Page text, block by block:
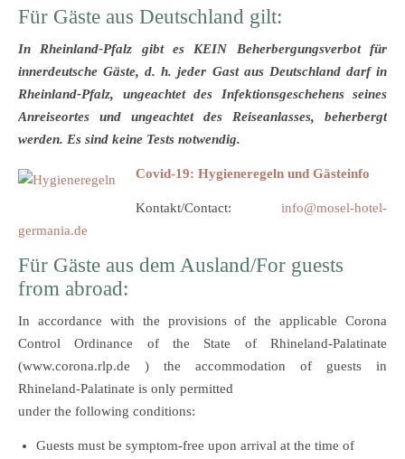
Für Gäste aus Deutschland gilt:
In Rheinland-Pfalz gibt es KEIN Beherbergungsverbot für
innerdeutsche Gäste, d. h. jeder Gast aus Deutschland darf in
Rheinland-Pfalz, ungeachtet des Infektionsgeschehens seines
Anreiseortes und ungeachtet des Reiseanlasses, beherbergt
werden. Es sind keine Tests notwendig.
Covid-19: Hygieneregeln und Gästeinfo
Kontakt/Contact: info@mosel-hotel-
germania.de
Für Gäste aus dem Ausland/For guests
from abroad:
In accordance with the provisions of the applicable Corona
Control Ordinance of the State of Rhineland-Palatinate
(www.corona.rlp.de ) the accommodation of guests in
Rhineland-Palatinate is only permitted
under the following conditions:
Guests must be symptom-free upon arrival at the time of